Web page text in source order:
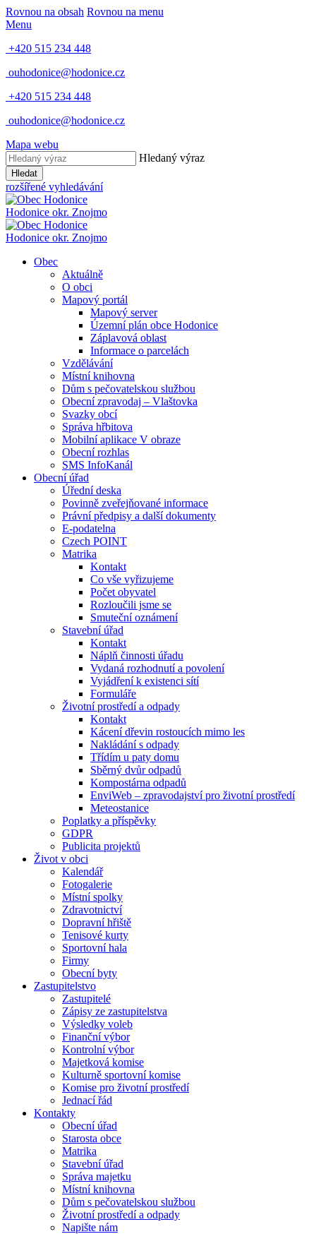
Rovnou na obsah Rovnou na menu
Menu
+420 515 234 448
ouhodonice@hodonice.cz
+420 515 234 448
ouhodonice@hodonice.cz
Mapa webu
Hledaný výraz
Hledat
rozšířené vyhledávání
Hodonice okr. Znojmo
Hodonice okr. Znojmo
Obec
Aktuálně
O obci
Mapový portál
Mapový server
Územní plán obce Hodonice
Záplavová oblast
Informace o parcelách
Vzdělávání
Místní knihovna
Dům s pečovatelskou službou
Obecní zpravodaj – Vlaštovka
Svazky obcí
Správa hřbitova
Mobilní aplikace V obraze
Obecní rozhlas
SMS InfoKanál
Obecní úřad
Úřední deska
Povinně zveřejňované informace
Právní předpisy a další dokumenty
E-podatelna
Czech POINT
Matrika
Kontakt
Co vše vyřizujeme
Počet obyvatel
Rozloučili jsme se
Smuteční oznámení
Stavební úřad
Kontakt
Náplň činnosti úřadu
Vydaná rozhodnutí a povolení
Vyjádření k existenci sítí
Formuláře
Životní prostředí a odpady
Kontakt
Kácení dřevin rostoucích mimo les
Nakládání s odpady
Třídím u paty domu
Sběrný dvůr odpadů
Kompostárna odpadů
EnviWeb – zpravodajství pro životní prostředí
Meteostanice
Poplatky a příspěvky
GDPR
Publicita projektů
Život v obci
Kalendář
Fotogalerie
Místní spolky
Zdravotnictví
Dopravní hřiště
Tenisové kurty
Sportovní hala
Firmy
Obecní byty
Zastupitelstvo
Zastupitelé
Zápisy ze zastupitelstva
Výsledky voleb
Finanční výbor
Kontrolní výbor
Majetková komise
Kulturně sportovní komise
Komise pro životní prostředí
Jednací řád
Kontakty
Obecní úřad
Starosta obce
Matrika
Stavební úřad
Správa majetku
Místní knihovna
Dům s pečovatelskou službou
Životní prostředí a odpady
Napište nám